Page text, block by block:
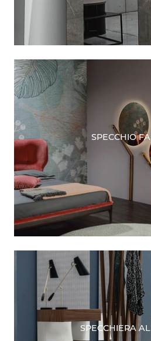
SPECCHIO
SPECCHIERA